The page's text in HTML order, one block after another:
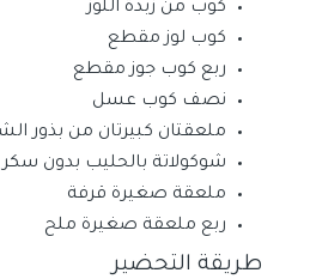
كوب من زبدة اللوز
كوب لوز مقطع
ربع كوب جوز مقطع
نصف كوب عسل
ملعقتان كبيرتان من بذور الشيا
شوكولاتة بالحليب بدون سكر /
ملعقة صغيرة قرفة
ربع ملعقة صغيرة ملح
طريقة التحضير